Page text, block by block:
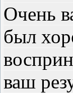
Очень
был
ваш